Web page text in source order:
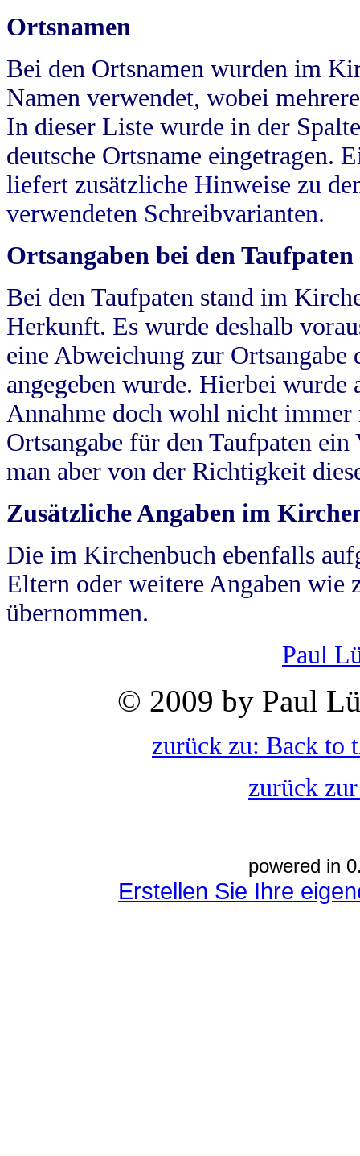
Ortsnamen
Bei den Ortsnamen wurden im
Namen verwendet, wobei
In dieser Liste wurde in der
deutsche Ortsname eingetragen.
liefert zusätzliche Hinweise zu
verwendeten Schreibvarianten.
Ortsangaben bei den Taufpaten
Bei den Taufpaten stand im
Herkunft. Es wurde deshalb
eine Abweichung zur
angegeben wurde. Hierbei wurde
Annahme doch wohl nicht
Ortsangabe für den Taufpaten
man aber von der Richtigkeit
Zusätzliche Angaben im
Die im Kirchenbuch ebenfalls
Eltern oder weitere Angaben wie
übernommen.
Paul
© 2009 by Paul
zurück zu: Back to
zurück
powered in
Erstellen Sie Ihre